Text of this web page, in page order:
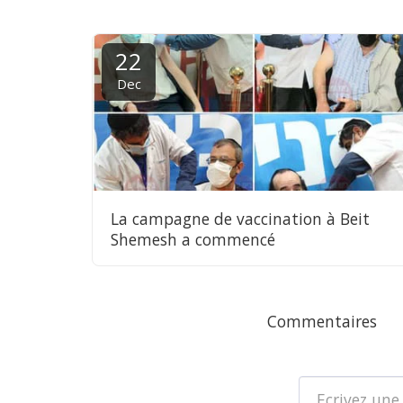
22
Dec
La campagne de vaccination à Beit
Shemesh a commencé
Commentaires